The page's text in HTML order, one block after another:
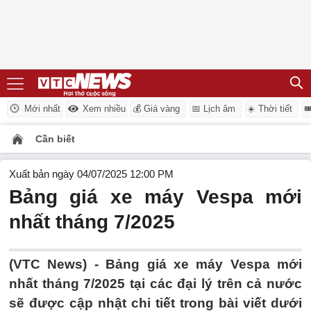
Mới nhất Xem nhiều 💰 Giá vàng 📅 Lịch âm ☀️ Thời tiết
Cần biết
Xuất bản ngày 04/07/2025 12:00 PM
Bảng giá xe máy Vespa mới
nhất tháng 7/2025
(VTC News) - Bảng giá xe máy Vespa mới
nhất tháng 7/2025 tại các đại lý trên cả nước
sẽ được cập nhật chi tiết trong bài viết dưới